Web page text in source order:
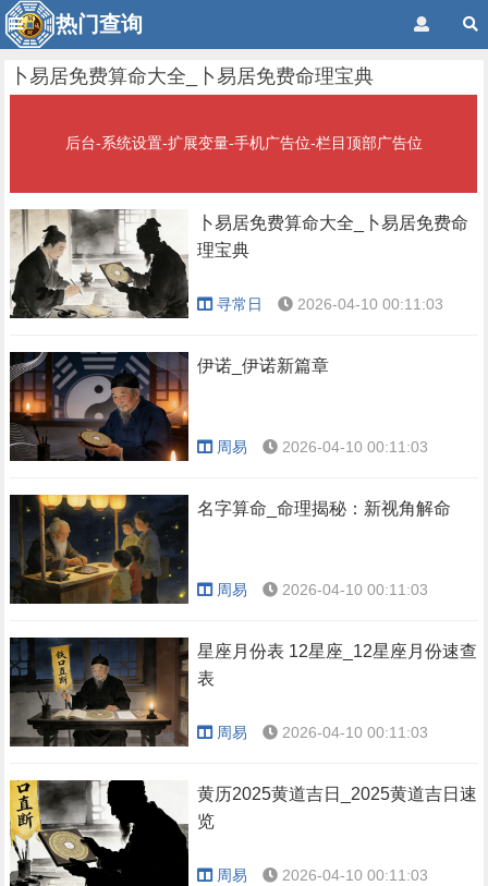
热门查询
卜易居免费算命大全_卜易居免费命理宝典
后台-系统设置-扩展变量-手机广告位-栏目顶部广告位
卜易居免费算命大全_卜易居免费命
理宝典
寻常日 2026-04-10 00:11:03
伊诺_伊诺新篇章
周易 2026-04-10 00:11:03
名字算命_命理揭秘：新视角解命
周易 2026-04-10 00:11:03
星座月份表 12星座_12星座月份速查
表
周易 2026-04-10 00:11:03
黄历2025黄道吉日_2025黄道吉日速
览
周易 2026-04-10 00:11:03